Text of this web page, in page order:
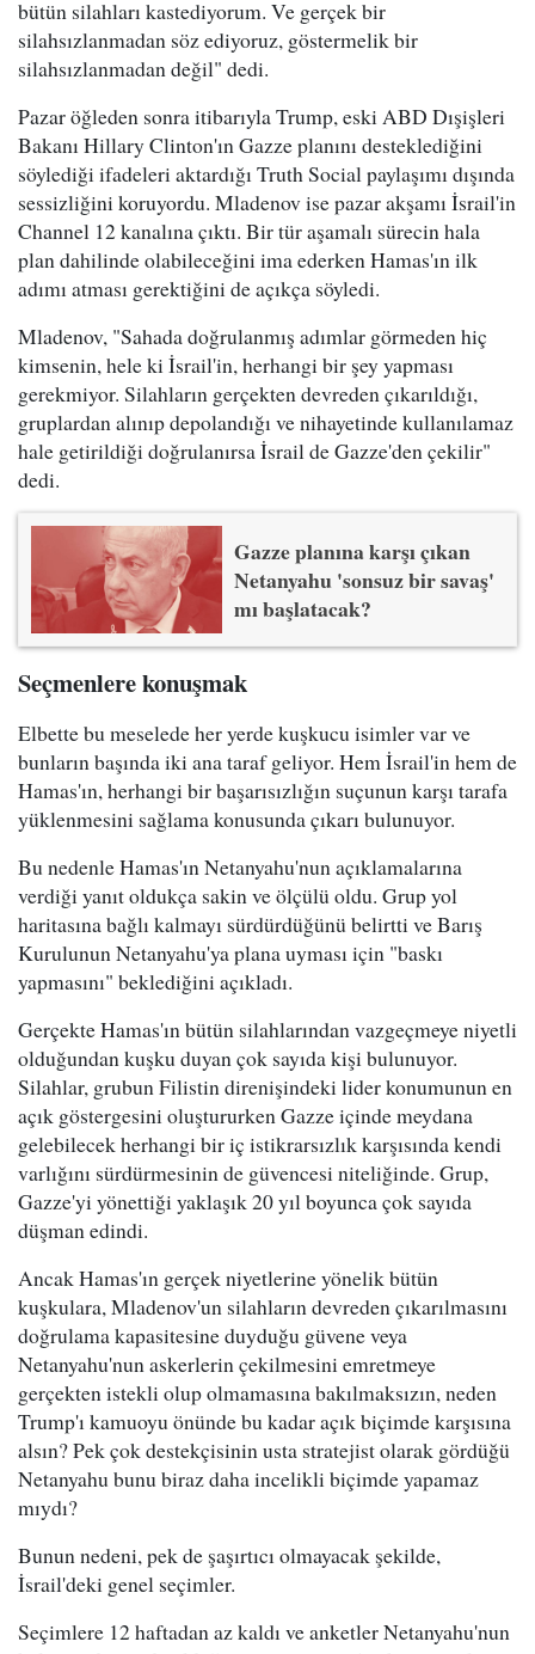
bütün silahları kastediyorum. Ve gerçek bir
silahsızlanmadan söz ediyoruz, göstermelik bir
silahsızlanmadan değil" dedi.
Pazar öğleden sonra itibarıyla Trump, eski ABD Dışişleri
Bakanı Hillary Clinton'ın Gazze planını desteklediğini
söylediği ifadeleri aktardığı Truth Social paylaşımı dışında
sessizliğini koruyordu. Mladenov ise pazar akşamı İsrail'in
Channel 12 kanalına çıktı. Bir tür aşamalı sürecin hala
plan dahilinde olabileceğini ima ederken Hamas'ın ilk
adımı atması gerektiğini de açıkça söyledi.
Mladenov, "Sahada doğrulanmış adımlar görmeden hiç
kimsenin, hele ki İsrail'in, herhangi bir şey yapması
gerekmiyor. Silahların gerçekten devreden çıkarıldığı,
gruplardan alınıp depolandığı ve nihayetinde kullanılamaz
hale getirildiği doğrulanırsa İsrail de Gazze'den çekilir"
dedi.
Gazze planına karşı çıkan
Netanyahu 'sonsuz bir savaş'
mı başlatacak?
Seçmenlere konuşmak
Elbette bu meselede her yerde kuşkucu isimler var ve
bunların başında iki ana taraf geliyor. Hem İsrail'in hem de
Hamas'ın, herhangi bir başarısızlığın suçunun karşı tarafa
yüklenmesini sağlama konusunda çıkarı bulunuyor.
Bu nedenle Hamas'ın Netanyahu'nun açıklamalarına
verdiği yanıt oldukça sakin ve ölçülü oldu. Grup yol
haritasına bağlı kalmayı sürdürdüğünü belirtti ve Barış
Kurulunun Netanyahu'ya plana uyması için "baskı
yapmasını" beklediğini açıkladı.
Gerçekte Hamas'ın bütün silahlarından vazgeçmeye niyetli
olduğundan kuşku duyan çok sayıda kişi bulunuyor.
Silahlar, grubun Filistin direnişindeki lider konumunun en
açık göstergesini oluştururken Gazze içinde meydana
gelebilecek herhangi bir iç istikrarsızlık karşısında kendi
varlığını sürdürmesinin de güvencesi niteliğinde. Grup,
Gazze'yi yönettiği yaklaşık 20 yıl boyunca çok sayıda
düşman edindi.
Ancak Hamas'ın gerçek niyetlerine yönelik bütün
kuşkulara, Mladenov'un silahların devreden çıkarılmasını
doğrulama kapasitesine duyduğu güvene veya
Netanyahu'nun askerlerin çekilmesini emretmeye
gerçekten istekli olup olmamasına bakılmaksızın, neden
Trump'ı kamuoyu önünde bu kadar açık biçimde karşısına
alsın? Pek çok destekçisinin usta stratejist olarak gördüğü
Netanyahu bunu biraz daha incelikli biçimde yapamaz
mıydı?
Bunun nedeni, pek de şaşırtıcı olmayacak şekilde,
İsrail'deki genel seçimler.
Seçimlere 12 haftadan az kaldı ve anketler Netanyahu'nun